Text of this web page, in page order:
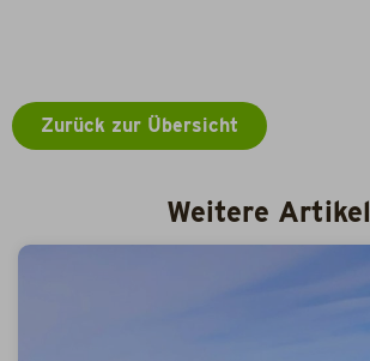
Zurück zur Übersicht
Weitere Artikel